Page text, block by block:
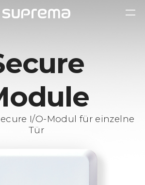
I/O-Modul für einzelne
Tür